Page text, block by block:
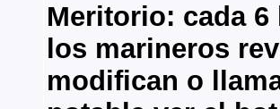
Meritorio: cada
los marineros
modifican o